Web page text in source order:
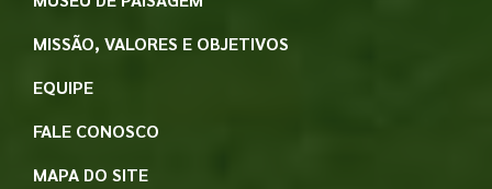
MISSÃO, VALORES E OBJETIVOS
EQUIPE
FALE CONOSCO
MAPA DO SITE